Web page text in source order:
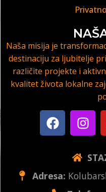
Naša misija je
destinaciju za ljubitelje
različite projekte i
kvalitet života lokalne
Adresa: